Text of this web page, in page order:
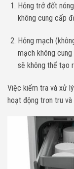
Hỏng trở đốt
không cung cấp
Hỏng mạch
mạch không
sẽ không thể tạo
Việc kiểm tra và xử
hoạt động trơn tru và